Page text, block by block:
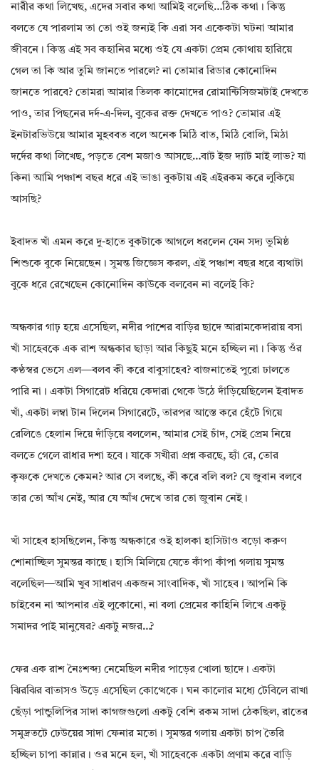
নারীর কথা লিখেছ, এদের সবার কথা আমিই বলেছি…ঠিক কথা। কিন্তু
বলতে যে পারলাম তা তো ওই জন্যই কি এরা সব একেকটা ঘটনা আমার
জীবনে। কিন্তু এই সব কহানির মধ্যে ওই যে একটা প্রেম কোথায় হারিয়ে
গেল তা কি আর তুমি জানতে পারলে? না তোমার রিডার কোনোদিন
জানতে পারবে? তোমরা আমার তিলক কামোদের রোমান্টিসিজমটাই দেখতে
পাও, তার পিছনের দর্দ-এ-দিল, বুকের রক্ত দেখতে পাও? তোমার এই
ইনটারভিউয়ে আমার মুহববত বলে অনেক মিঠি বাত, মিঠি বোলি, মিঠা
দর্দের কথা লিখেছ, পড়তে বেশ মজাও আসছে…বাট ইজ দ্যাট মাই লাভ? যা
কিনা আমি পঞ্চাশ বছর ধরে এই ভাঙা বুকটায় এই এইরকম করে লুকিয়ে
আসছি?
ইবাদত খাঁ এমন করে দু-হাতে বুকটাকে আগলে ধরলেন যেন সদ্য ভূমিষ্ঠ
শিশুকে বুকে নিয়েছেন। সুমন্ত জিজ্ঞেস করল, এই পঞ্চাশ বছর ধরে ব্যথাটা
বুকে ধরে রেখেছেন কোনোদিন কাউকে বলবেন না বলেই কি?
অন্ধকার গাঢ় হয়ে এসেছিল, নদীর পাশের বাড়ির ছাদে আরামকেদারায় বসা
খাঁ সাহেবকে এক রাশ অন্ধকার ছাড়া আর কিছুই মনে হচ্ছিল না। কিন্তু ওঁর
কণ্ঠস্বর ভেসে এল—বলব কী করে বাবুসাহেব? বাজনাতেই পুরো ঢালতে
পারি না। একটা সিগারেট ধরিয়ে কেদারা থেকে উঠে দাঁড়িয়েছিলেন ইবাদত
খাঁ, একটা লম্বা টান দিলেন সিগারেটে, তারপর আস্তে করে হেঁটে গিয়ে
রেলিঙে হেলান দিয়ে দাঁড়িয়ে বললেন, আমার সেই চাঁদ, সেই প্রেম নিয়ে
বলতে গেলে রাধার দশা হবে। যাকে সখীরা প্রশ্ন করছে, হ্যাঁ রে, তোর
কৃষ্ণকে দেখতে কেমন? আর সে বলছে, কী করে বলি বল? যে জুবান বলবে
তার তো আঁখ নেই, আর যে আঁখ দেখে তার তো জুবান নেই।
খাঁ সাহেব হাসছিলেন, কিন্তু অন্ধকারে ওই হালকা হাসিটাও বড়ো করুণ
শোনাচ্ছিল সুমন্তর কাছে। হাসি মিলিয়ে যেতে কাঁপা কাঁপা গলায় সুমন্ত
বলেছিল—আমি খুব সাধারণ একজন সাংবাদিক, খাঁ সাহেব। আপনি কি
চাইবেন না আপনার এই লুকোনো, না বলা প্রেমের কাহিনি লিখে একটু
সমাদর পাই মানুষের? একটু নজর…?
ফের এক রাশ নৈঃশব্দ্য নেমেছিল নদীর পাড়ের খোলা ছাদে। একটা
ঝিরঝির বাতাসও উড়ে এসেছিল কোত্থেকে। ঘন কালোর মধ্যে টেবিলে রাখা
ছেঁড়া পান্ডুলিপির সাদা কাগজগুলো একটু বেশি রকম সাদা ঠেকছিল, রাতের
সমুদ্রতটে ঢেউয়ের সাদা ফেনার মতো। সুমন্তর গলায় একটা চাপ তৈরি
হচ্ছিল চাপা কান্নার। ওর মনে হল, খাঁ সাহেবকে একটা প্রণাম করে বাড়ি